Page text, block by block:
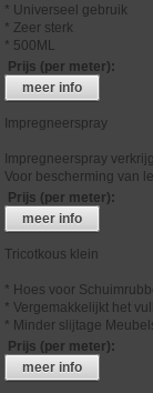
* Universeel gebruik
* Zeer sterk
* 500ML
Prijs (per meter):
meer info
Impregneerspray
Impregneerspray
Voor bescherming van
Prijs (per meter):
meer info
Tricotkous klein
* Hoes voor
* Vergemakkelijkt het
* Minder slijtage
Prijs (per meter):
meer info